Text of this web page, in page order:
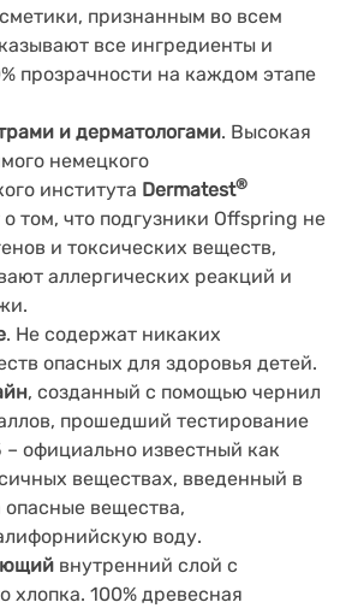
признанным во всем
все ингредиенты и
прозрачности на каждом этапе
и дерматологами. Высокая
немецкого
института Dermatest®
о том, что подгузники Offspring не
и токсических веществ,
аллергических реакций и
. Не содержат никаких
опасных для здоровья детей.
, созданный с помощью чернил
прошедший тестирование
официально известный как
веществах, введенный в
опасные вещества,
воду.
внутренний слой с
хлопка. 100% древесная